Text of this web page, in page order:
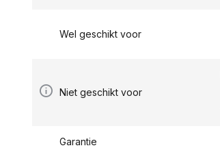
Wel geschikt voor
Niet geschikt voor
Garantie